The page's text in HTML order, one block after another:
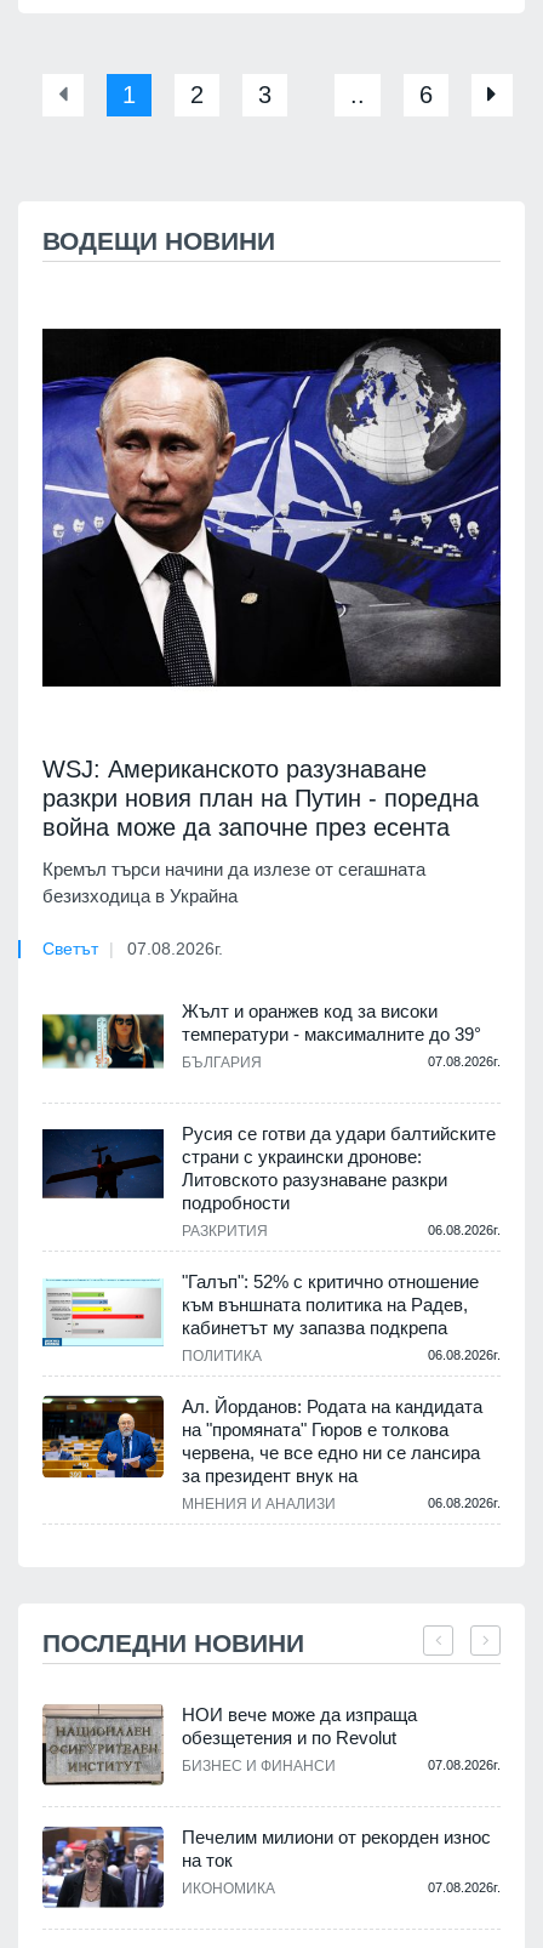
1 2 3 .. 6
ВОДЕЩИ НОВИНИ
WSJ: Американското разузнаване
разкри новия план на Путин - поредна
война може да започне през есента
Кремъл търси начини да излезе от сегашната
безизходица в Украйна
Светът 07.08.2026г.
Жълт и оранжев код за високи
температури - максималните до 39°
БЪЛГАРИЯ 07.08.2026г.
Русия се готви да удари балтийските
страни с украински дронове:
Литовското разузнаване разкри
подробности
РАЗКРИТИЯ 06.08.2026г.
"Галъп": 52% с критично отношение
към външната политика на Радев,
кабинетът му запазва подкрепа
ПОЛИТИКА 06.08.2026г.
Ал. Йорданов: Родата на кандидата
на "промяната" Гюров е толкова
червена, че все едно ни се лансира
за президент внук на
МНЕНИЯ И АНАЛИЗИ 06.08.2026г.
ПОСЛЕДНИ НОВИНИ
НОИ вече може да изпраща
обезщетения и по Revolut
БИЗНЕС И ФИНАНСИ 07.08.2026г.
Печелим милиони от рекорден износ
на ток
ИКОНОМИКА 07.08.2026г.